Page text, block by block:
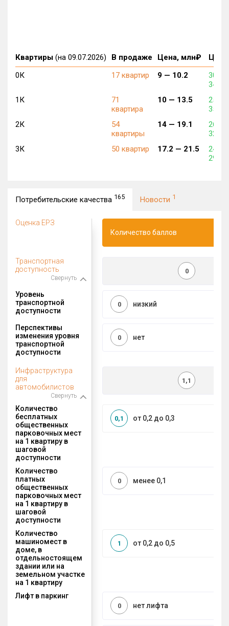
Квартиры (на 09.07.2026) В продаже Цена, млн₽
0К
17 квартир 9 — 10.2
308
347
1К
71
квартира
10 — 13.5
255
359
2К
54
квартиры
14 — 19.1
260
326
3К
50 квартир 17.2 — 21.5
246
296
Потребительские качества 165 Новости 1
Оценка ЕРЗ
Количество баллов
Транспортная
доступность
Свернуть
0
Уровень
транспортной
доступности
низкий
0
Перспективы
изменения уровня
транспортной
доступности
нет
0
Инфраструктура
для
автомобилистов
Свернуть
1,1
Количество
бесплатных
общественных
парковочных мест
на 1 квартиру в
шаговой
доступности
от 0,2 до 0,3
0,1
Количество
платных
общественных
парковочных мест
на 1 квартиру в
шаговой
доступности
менее 0,1
0
Количество
машиномест в
доме, в
отдельностоящем
здании или на
земельном участке
на 1 квартиру
от 0,2 до 0,5
1
Лифт в паркинг
нет лифта
0